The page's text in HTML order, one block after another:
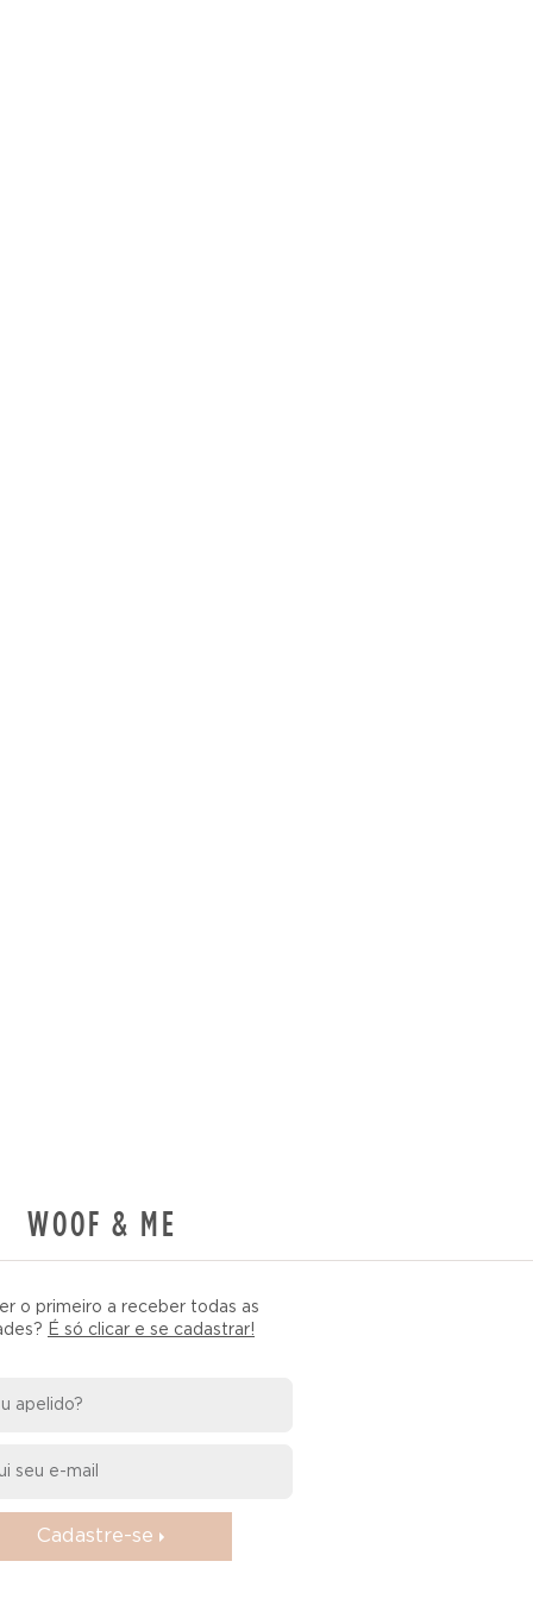
WOOF & ME
o primeiro a receber todas as
É só clicar e se cadastrar!
Cadastre-se